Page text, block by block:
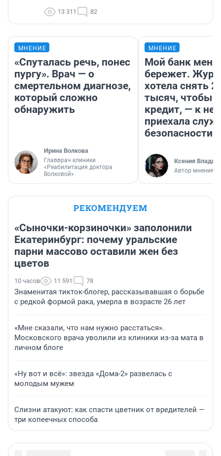
13 311 82
МНЕНИЕ
«Спуталась речь, понес
пургу». Врач — о
смертельном диагнозе,
который сложно
обнаружить
Ирина Волкова
Главврач клиники
«Реабилитация доктора
Волковой»
МНЕНИЕ
Мой банк меня
бережет.
хотела снять
тысяч, чтобы
кредит, — к
приехала
безопасности
Ксения
Автор мнения
РЕКОМЕНДУЕМ
«Сыночки-корзиночки» заполонили
Екатеринбург: почему уральские
парни массово оставили жен без
цветов
10 часов 11 591 78
Знаменитая тикток-блогер, рассказывавшая о борьбе
с редкой формой рака, умерла в возрасте 26 лет
«Мне сказали, что нам нужно расстаться».
Московского врача уволили из клиники из-за мата в
личном блоге
«Ну вот и всё»: звезда «Дома-2» развелась с
молодым мужем
Слизни атакуют: как спасти цветник от вредителей —
три копеечных способа